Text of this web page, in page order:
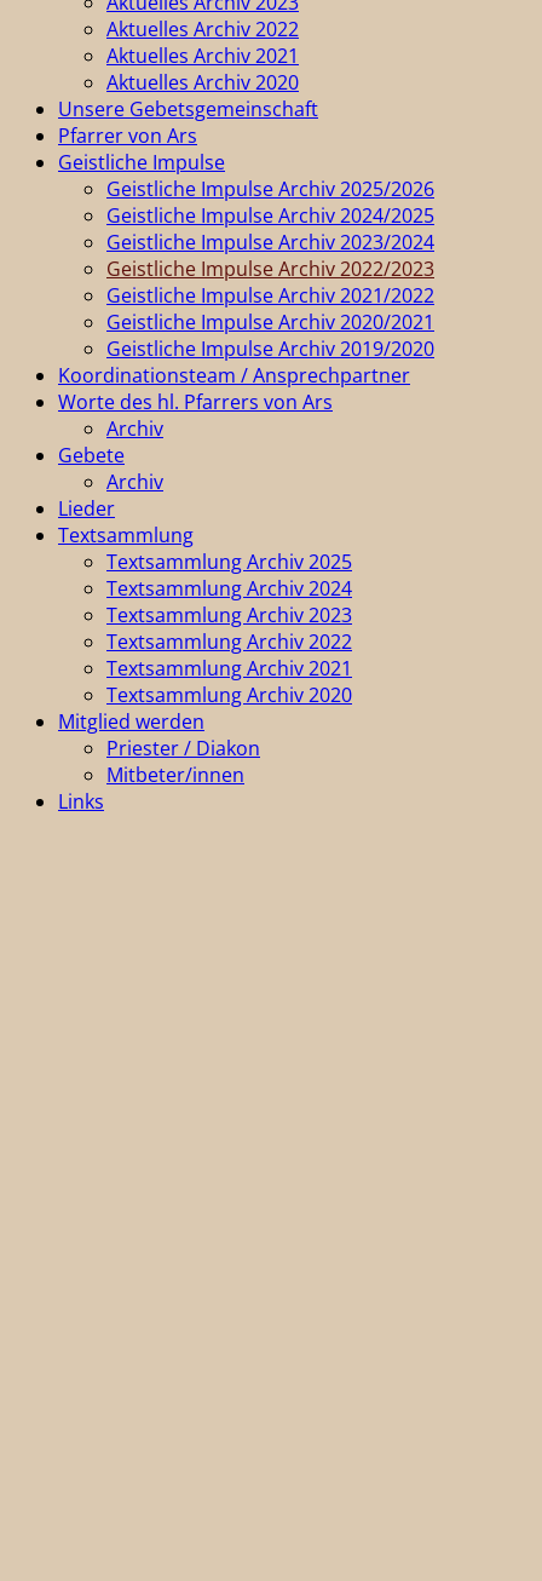
Aktuelles Archiv 2022
Aktuelles Archiv 2021
Aktuelles Archiv 2020
Unsere Gebetsgemeinschaft
Pfarrer von Ars
Geistliche Impulse
Geistliche Impulse Archiv 2025/2026
Geistliche Impulse Archiv 2024/2025
Geistliche Impulse Archiv 2023/2024
Geistliche Impulse Archiv 2022/2023
Geistliche Impulse Archiv 2021/2022
Geistliche Impulse Archiv 2020/2021
Geistliche Impulse Archiv 2019/2020
Koordinationsteam / Ansprechpartner
Worte des hl. Pfarrers von Ars
Archiv
Gebete
Archiv
Lieder
Textsammlung
Textsammlung Archiv 2025
Textsammlung Archiv 2024
Textsammlung Archiv 2023
Textsammlung Archiv 2022
Textsammlung Archiv 2021
Textsammlung Archiv 2020
Mitglied werden
Priester / Diakon
Mitbeter/innen
Links